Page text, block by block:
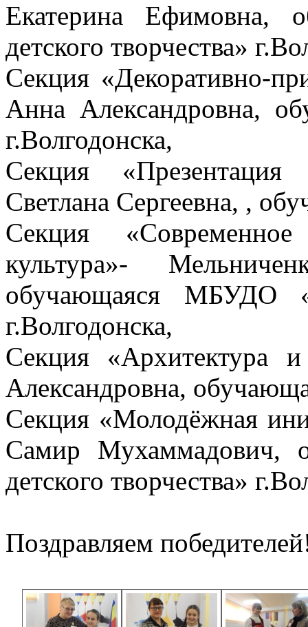
Екатерина Ефимовна,
детского творчества»
Секция «Декоративно-
Анна
г.Волгодонска,
Секция
Светлана Сергеевна, ,
Секция
культура»-
обучающаяся МБУДО
г.Волгодонска,
Секция «Архитектура
Александровна,
Секция «Молодёжная
Самир Мухаммадович,
детского творчества»
Поздравляем